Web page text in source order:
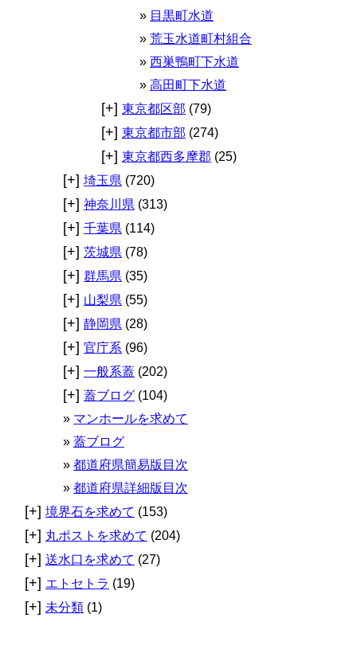
目黒町水道
荒玉水道町村組合
西巣鴨町下水道
高田町下水道
[+] 東京都区部 (79)
[+] 東京都市部 (274)
[+] 東京都西多摩郡 (25)
[+] 埼玉県 (720)
[+] 神奈川県 (313)
[+] 千葉県 (114)
[+] 茨城県 (78)
[+] 群馬県 (35)
[+] 山梨県 (55)
[+] 静岡県 (28)
[+] 官庁系 (96)
[+] 一般系蓋 (202)
[+] 蓋ブログ (104)
マンホールを求めて
蓋ブログ
都道府県簡易版目次
都道府県詳細版目次
[+] 境界石を求めて (153)
[+] 丸ポストを求めて (204)
[+] 送水口を求めて (27)
[+] エトセトラ (19)
[+] 未分類 (1)